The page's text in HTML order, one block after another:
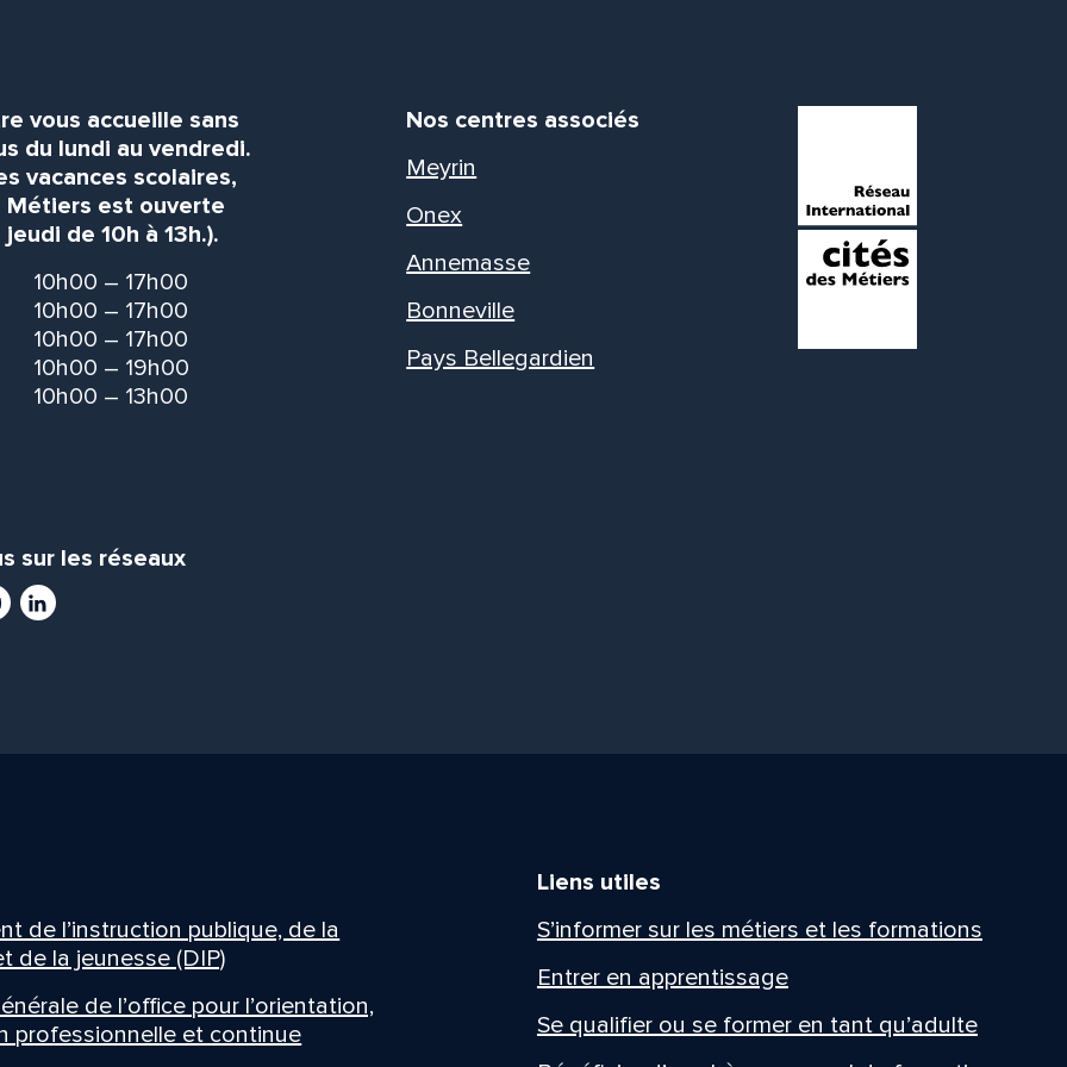
vous accueille sans
du lundi au vendredi.
vacances scolaires,
Métiers est ouverte
de 10h à 13h.).
10h00 – 17h00
10h00 – 17h00
10h00 – 17h00
10h00 – 19h00
10h00 – 13h00
sur les réseaux
LinkedIn
Nos centres associés
Meyrin
Onex
Annemasse
Bonneville
Pays Bellegardien
de l’instruction publique, de la
de la jeunesse (DIP)
de l’office pour l’orientation,
professionnelle et continue
Liens utiles
S’informer sur les métiers et les formations
Entrer en apprentissage
Se qualifier ou se former en tant qu’adulte